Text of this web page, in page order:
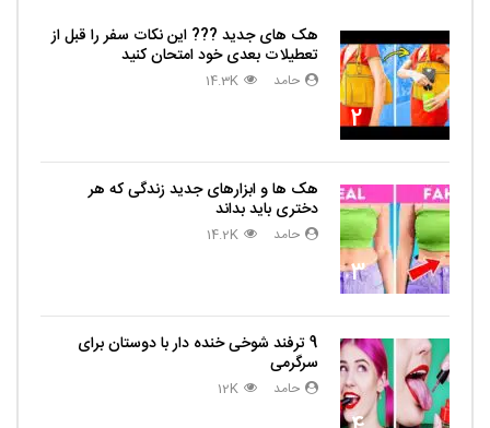
2
هک های جدید ??️? این نکات سفر را قبل از
تعطیلات بعدی خود امتحان کنید
حامد 14.3K
3
هک ها و ابزارهای جدید زندگی که هر
دختری باید بداند
حامد 14.2K
9 ترفند شوخی خنده دار با دوستان برای
سرگرمی
حامد 12K